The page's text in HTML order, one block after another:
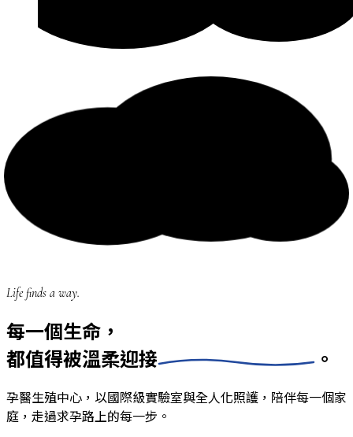
Life finds a way.
每一個生命，
都值得被溫柔迎接 。
孕醫生殖中心，以國際級實驗室與全人化照護，陪伴每一個家
庭，走過求孕路上的每一步。